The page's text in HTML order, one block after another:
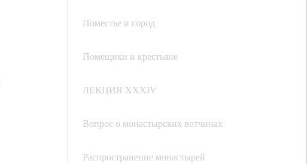
Поместье и город
Помещики и крестьяне
ЛЕКЦИЯ XXXIV
Вопрос о монастырских вотчинах
Распространение монастырей